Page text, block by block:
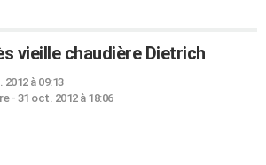
vieille chaudière Dietrich
2012 à 09:13
- 31 oct. 2012 à 18:06